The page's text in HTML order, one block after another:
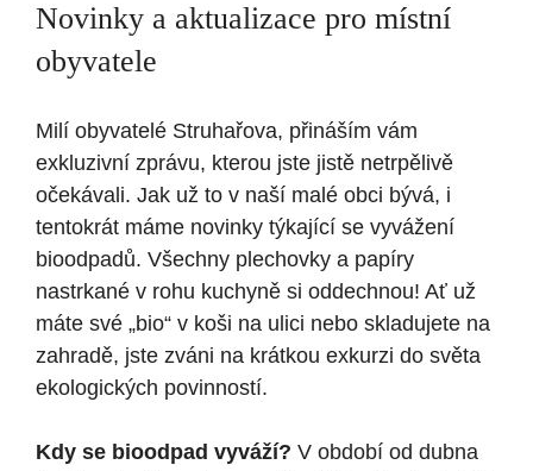
Novinky a aktualizace pro místní
obyvatele
Milí obyvatelé Struhařova, přináším vám
exkluzivní zprávu, kterou jste jistě netrpělivě
očekávali. Jak už to v naší malé obci bývá, i
tentokrát máme novinky týkající se vyvážení
bioodpadů. Všechny plechovky a papíry
nastrkané v rohu kuchyně si oddechnou! Ať už
máte své „bio“ v koši na ulici nebo skladujete na
zahradě, jste zváni na krátkou exkurzi do světa
ekologických povinností.
Kdy se bioodpad vyváží? V období od dubna